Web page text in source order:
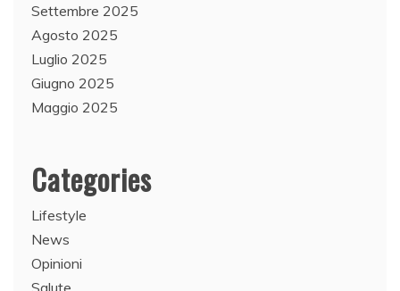
Settembre 2025
Agosto 2025
Luglio 2025
Giugno 2025
Maggio 2025
Categories
Lifestyle
News
Opinioni
Salute